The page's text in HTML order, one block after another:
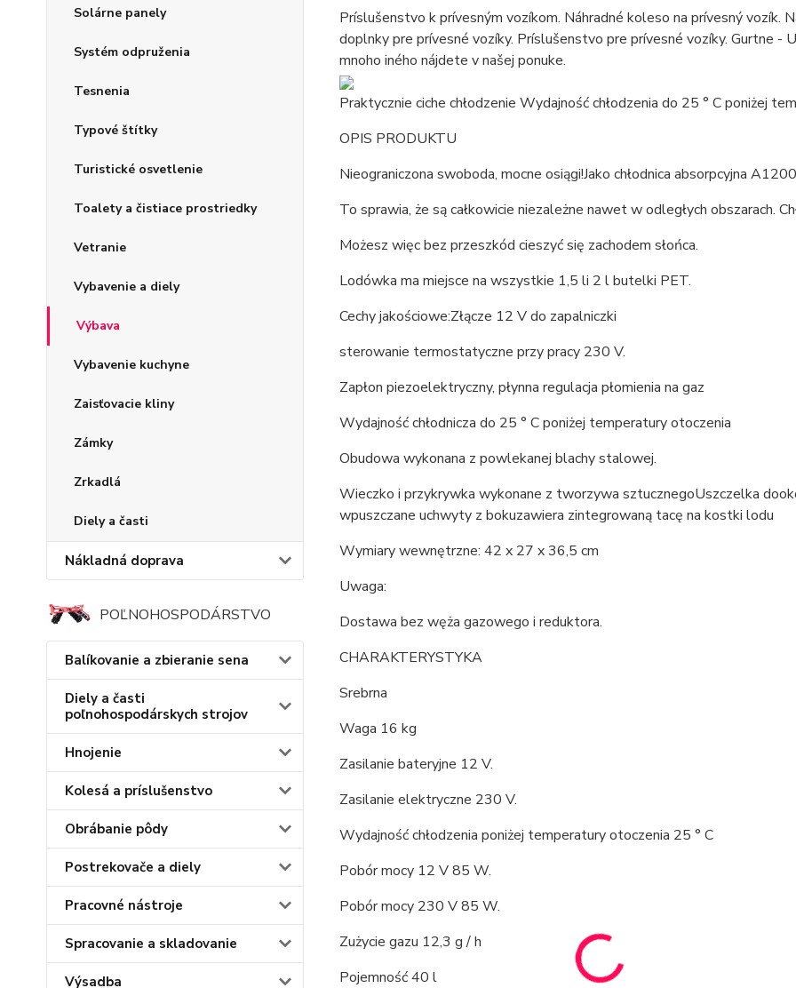
Solárne panely
Systém odpruženia
Tesnenia
Typové štítky
Turistické osvetlenie
Toalety a čistiace prostriedky
Vetranie
Vybavenie a diely
Výbava
Vybavenie kuchyne
Zaisťovacie kliny
Zámky
Zrkadlá
Diely a časti
Nákladná doprava
POĽNOHOSPODÁRSTVO
Balíkovanie a zbieranie sena
Diely a časti
poľnohospodárskych strojov
Hnojenie
Kolesá a príslušenstvo
Obrábanie pôdy
Postrekovače a diely
Pracovné nástroje
Spracovanie a skladovanie
Výsadba
Príslušenstvo k prívesným vozíkom. Náhradné koleso na prívesný vozík.
doplnky pre prívesné vozíky. Príslušenstvo pre prívesné vozíky. Gurtne -
mnoho iného nájdete v našej ponuke.
Praktycznie ciche chłodzenie Wydajność chłodzenia do 25 ° C poniżej
OPIS PRODUKTU
Nieograniczona swoboda, mocne osiągi!Jako chłodnica absorpcyjna
To sprawia, że są całkowicie niezależne nawet w odległych obszarach.
Możesz więc bez przeszkód cieszyć się zachodem słońca.
Lodówka ma miejsce na wszystkie 1,5 li 2 l butelki PET.
Cechy jakościowe:Złącze 12 V do zapalniczki
sterowanie termostatyczne przy pracy 230 V.
Zapłon piezoelektryczny, płynna regulacja płomienia na gaz
Wydajność chłodnicza do 25 ° C poniżej temperatury otoczenia
Obudowa wykonana z powlekanej blachy stalowej.
Wieczko i przykrywka wykonane z tworzywa sztucznegoUszczelka
wpuszczane uchwyty z bokuzawiera zintegrowaną tacę na kostki lodu
Wymiary wewnętrzne: 42 x 27 x 36,5 cm
Uwaga:
Dostawa bez węża gazowego i reduktora.
CHARAKTERYSTYKA
Srebrna
Waga 16 kg
Zasilanie bateryjne 12 V.
Zasilanie elektryczne 230 V.
Wydajność chłodzenia poniżej temperatury otoczenia 25 ° C
Pobór mocy 12 V 85 W.
Pobór mocy 230 V 85 W.
Zużycie gazu 12,3 g / h
Pojemność 40 l